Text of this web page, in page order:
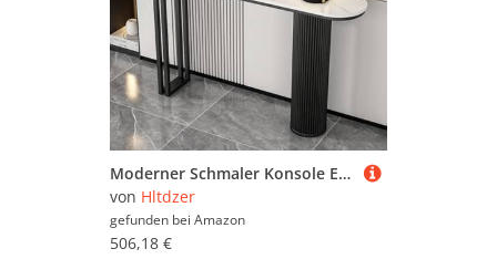
Moderner Schmaler Konsole Eingangs Akzent Tisch mit Geometrischer Basis Industrieller Steinplatte und Metall Rechteckrahmen Sofa Tisch Hinter Dem Sofa für Wohnzimmer(G,100*30*80CM/39.4*11.8*31.5IN)
von Hltdzer
gefunden bei Amazon
506,18 €